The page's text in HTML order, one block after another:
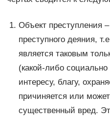
Объект преступления
преступного деяния,
является таковым
(какой-либо
интересу, благу,
причиняется или
существенный вред.